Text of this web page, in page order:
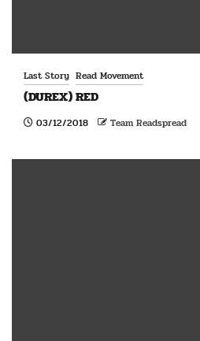
Last Story Read Movement
(DUREX) RED
03/12/2018 Team Readspread